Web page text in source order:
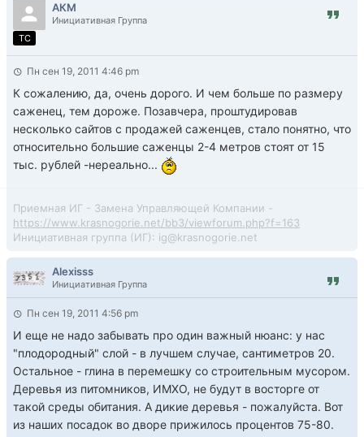
АКМ
Инициативная Группа
TC
Пн сен 19, 2011 4:46 pm
К сожалению, да, очень дорого. И чем больше по размеру
саженец, тем дороже. Позавчера, проштудировав
несколько сайтов с продажей саженцев, стало понятно, что
относительно большие саженцы 2-4 метров стоят от 15
тыс. рублей -нереально...
Приемная ИГ - Замена Управляющей Компании -
https://www.krasnogorie.net/bb3/viewforum.php?f=163
Инициативная группа (ИГ): ig@krasnogorie.net
Alexisss
Инициативная Группа
Пн сен 19, 2011 4:56 pm
И еще не надо забывать про один важный нюанс: у нас
"плодородный" слой - в лучшем случае, сантиметров 20.
Остальное - глина в перемешку со строительным мусором.
Деревья из питомников, ИМХО, не будут в восторге от
такой среды обитания. А дикие деревья - пожалуйста. Вот
из наших посадок во дворе прижилось процентов 75-80.